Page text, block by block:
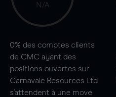
N/A
0% des comptes clients
de CMC ayant des
positions ouvertes sur
Carnavale Resources Ltd
s'attendent à une move